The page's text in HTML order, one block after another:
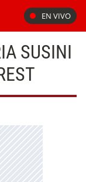
EN VIVO
SUSINI